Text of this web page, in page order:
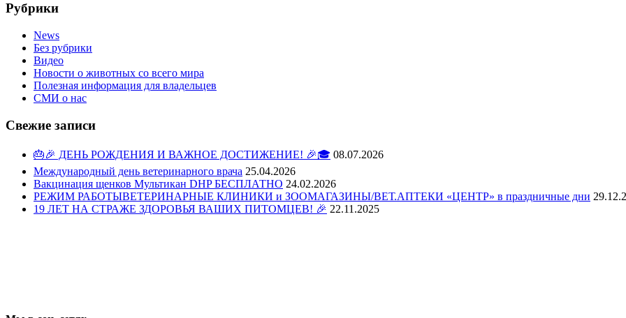
Рубрики
News
Без рубрики
Видео
Новости о животных со всего мира
Полезная информация для владельцев
СМИ о нас
Свежие записи
🎂🎉 ДЕНЬ РОЖДЕНИЯ И ВАЖНОЕ ДОСТИЖЕНИЕ! 🎉🎓 08.07.2026
Международный день ветеринарного врача 25.04.2026
Вакцинация щенков Мультикан DHP БЕСПЛАТНО 24.02.2026
РЕЖИМ РАБОТЫВЕТЕРИНАРНЫЕ КЛИНИКИ и ЗООМАГАЗИНЫ/ВЕТ.АПТЕКИ «ЦЕНТР» в праздничные дни
19 ЛЕТ НА СТРАЖЕ ЗДОРОВЬЯ ВАШИХ ПИТОМЦЕВ! 🎉 22.11.2025